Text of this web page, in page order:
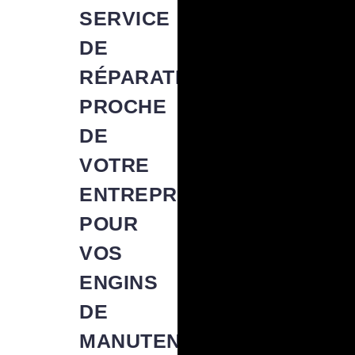
SERVICE
DE
RÉPARATION
PROCHE
DE
VOTRE
ENTREPRISE
POUR
VOS
ENGINS
DE
MANUTENTION